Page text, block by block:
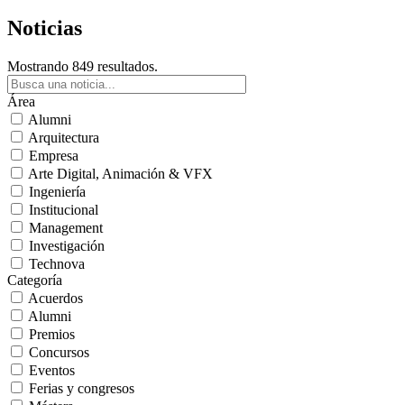
Noticias
Mostrando 849 resultados.
Área
Alumni
Arquitectura
Empresa
Arte Digital, Animación & VFX
Ingeniería
Institucional
Management
Investigación
Technova
Categoría
Acuerdos
Alumni
Premios
Concursos
Eventos
Ferias y congresos